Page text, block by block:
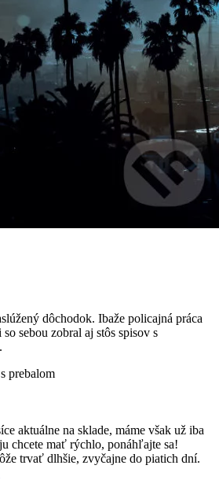
dôchodok. Ibaže policajná práca
sebou zobral aj stôs spisov s
prebalom
aktuálne na sklade, máme však už iba
chcete mať rýchlo, ponáhľajte sa!
trvať dlhšie, zvyčajne do piatich dní.